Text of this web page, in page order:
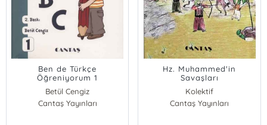
Ben de Türkçe
Öğreniyorum 1
Betül Cengiz
Cantaş Yayınları
Hz. Muhammed'in
Savaşları
Kolektif
Cantaş Yayınları